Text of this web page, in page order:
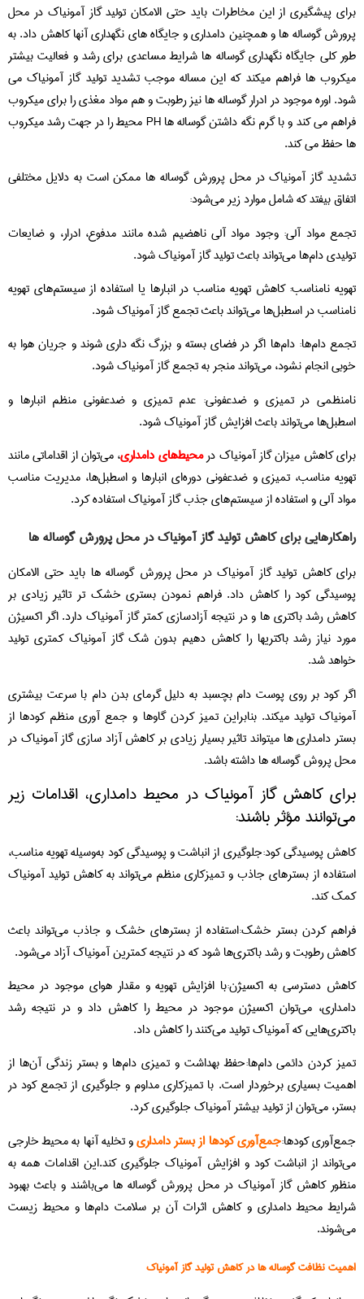
برای پیشگیری از این مخاطرات باید حتی الامکان تولید گاز آمونیاک در محل
پرورش گوساله ها و همچنین دامداری و جایگاه های نگهداری آنها کاهش داد. به
طور کلی جایگاه نگهداری گوساله ها شرایط مساعدی برای رشد و فعالیت بیشتر
میکروب ها فراهم میکند که این مساله موجب تشدید تولید گاز آمونیاک می
شود. اوره موجود در ادرار گوساله ها نیز رطوبت و هم مواد مغذی را برای میکروب
فراهم می کند و با گرم نگه داشتن گوساله ها PH محیط را در جهت رشد میکروب
ها حفظ می کند.
تشدید گاز آمونیاک در محل پرورش گوساله ها ممکن است به دلایل مختلفی
اتفاق بیفتد که شامل موارد زیر می‌شود:
تجمع مواد آلی: وجود مواد آلی ناهضیم شده مانند مدفوع، ادرار، و ضایعات
تولیدی دام‌ها می‌تواند باعث تولید گاز آمونیاک شود.
تهویه نامناسب: کاهش تهویه مناسب در انبارها یا استفاده از سیستم‌های تهویه
نامناسب در اسطبل‌ها می‌تواند باعث تجمع گاز آمونیاک شود.
تجمع دام‌ها: دام‌ها اگر در فضای بسته و بزرگ نگه داری شوند و جریان هوا به
خوبی انجام نشود، می‌تواند منجر به تجمع گاز آمونیاک شود.
نامنظمی در تمیزی و ضدعفونی: عدم تمیزی و ضدعفونی منظم انبارها و
اسطبل‌ها می‌تواند باعث افزایش گاز آمونیاک شود.
برای کاهش میزان گاز آمونیاک درمحیط‌های دامداری، می‌توان از اقداماتی مانند
تهویه مناسب، تمیزی و ضدعفونی دوره‌ای انبارها و اسطبل‌ها، مدیریت مناسب
مواد آلی و استفاده از سیستم‌های جذب گاز آمونیاک استفاده کرد.
راهکارهایی برای کاهش تولید گاز آمونیاک در محل پرورش گوساله ها
برای کاهش تولید گاز آمونیاک در محل پرورش گوساله ها باید حتی الامکان
پوسیدگی کود را کاهش داد. فراهم نمودن بستری خشک تر تاثیر زیادی بر
کاهش رشد باکتری ها و در نتیجه آزادسازی کمتر گاز آمونیاک دارد. اگر اکسیژن
مورد نیاز رشد باکتریها را کاهش دهیم بدون شک گاز آمونیاک کمتری تولید
خواهد شد.
اگر کود بر روی پوست دام بچسبد به دلیل گرمای بدن دام با سرعت بیشتری
آمونیاک تولید میکند. بنابراین تمیز کردن گاوها و جمع آوری منظم کودها از
بستر دامداری ها میتواند تاثیر بسیار زیادی بر کاهش آزاد سازی گاز آمونیاک در
محل پروش گوساله ها داشته باشد.
برای کاهش گاز آمونیاک در محیط دامداری، اقدامات زیر
می‌توانند مؤثر باشند:
کاهش پوسیدگی کود:جلوگیری از انباشت و پوسیدگی کود به‌وسیله تهویه مناسب،
استفاده از بسترهای جاذب و تمیزکاری منظم می‌تواند به کاهش تولید آمونیاک
کمک کند.
فراهم کردن بستر خشک:استفاده از بسترهای خشک و جاذب می‌تواند باعث
کاهش رطوبت و رشد باکتری‌ها شود که در نتیجه کمترین آمونیاک آزاد می‌شود.
کاهش دسترسی به اکسیژن:با افزایش تهویه و مقدار هوای موجود در محیط
دامداری، می‌توان اکسیژن موجود در محیط را کاهش داد و در نتیجه رشد
باکتری‌هایی که آمونیاک تولید می‌کنند را کاهش داد.
تمیز کردن دائمی دام‌ها:حفظ بهداشت و تمیزی دام‌ها و بستر زندگی آن‌ها از
اهمیت بسیاری برخوردار است. با تمیزکاری مداوم و جلوگیری از تجمع کود در
بستر، می‌توان از تولید بیشتر آمونیاک جلوگیری کرد.
جمع‌آوری کودها:جمع‌آوری کودها از بستر دامداریو تخلیه آنها به محیط خارجی
می‌تواند از انباشت کود و افزایش آمونیاک جلوگیری کند.این اقدامات همه به
منظور کاهش گاز آمونیاک در محل پرورش گوساله ها می‌باشند و باعث بهبود
شرایط محیط دامداری و کاهش اثرات آن بر سلامت دام‌ها و محیط زیست
می‌شوند.
اهمیت نظافت گوساله ها در کاهش تولید گاز آمونیاک